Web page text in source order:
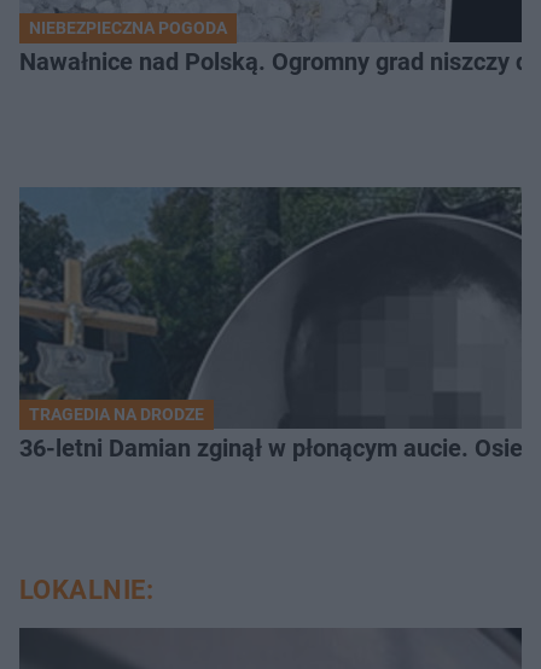
NIEBEZPIECZNA POGODA
Nawałnice nad Polską. Ogromny grad niszczy
TRAGEDIA NA DRODZE
36-letni Damian zginął w płonącym aucie.
LOKALNIE: